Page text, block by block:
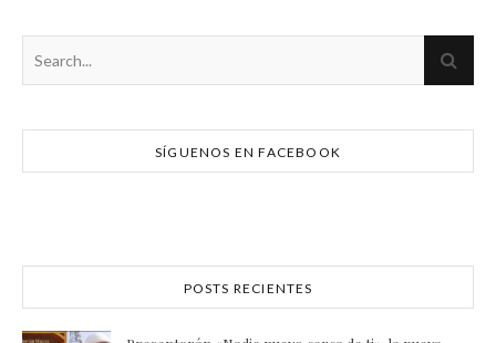
SÍGUENOS EN FACEBOOK
POSTS RECIENTES